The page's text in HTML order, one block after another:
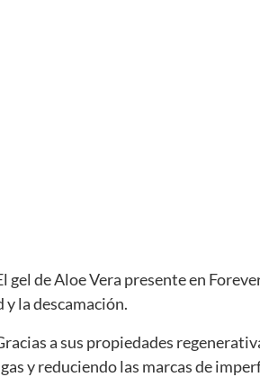
gel de Aloe Vera presente en
la descamación.
a sus propiedades
y reduciendo las marcas de